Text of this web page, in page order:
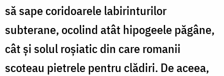
să sape coridoarele labirinturilor
subterane, ocolind atât hipogeele păgâne,
cât şi solul roşiatic din care romanii
scoteau pietrele pentru clădiri. De aceea,